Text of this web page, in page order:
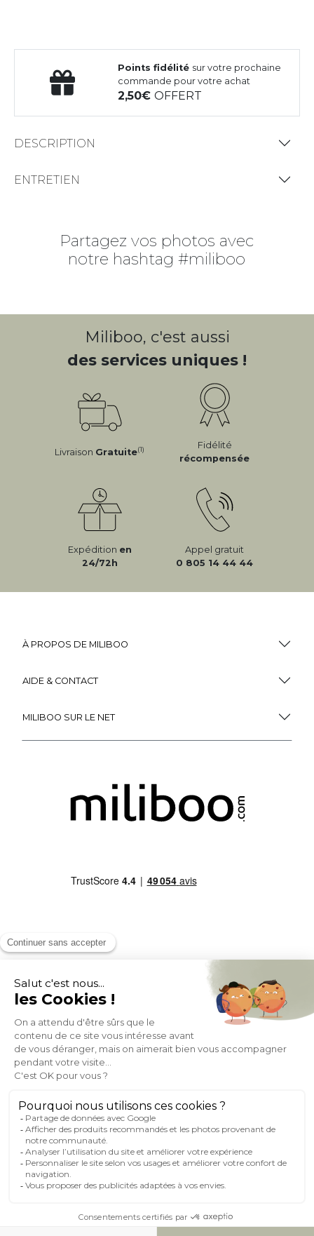
Points fidélité sur votre prochaine
commande pour votre achat
2,50OFFERT
DESCRIPTION
ENTRETIEN
Partagez vos photos avec
notre hashtag #miliboo
Miliboo, c'est aussi
des services uniques !
Livraison Gratuite(1)
Fidélité
récompensée
Expédition en
24/72h
Appel gratuit
0 805 14 44 44
À PROPOS DE MILIBOO
AIDE & CONTACT
MILIBOO SUR LE NET
MOYENS DE PAIEMENT
FRANCE
© 2007-2026 Miliboo
Tous droits réservés